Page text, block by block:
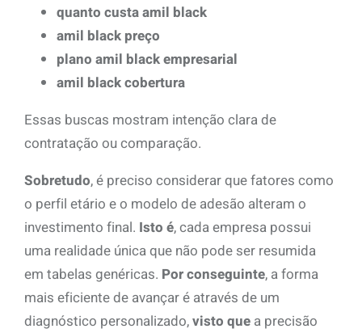
quanto custa amil black
amil black preço
plano amil black empresarial
amil black cobertura
Essas buscas mostram intenção clara de
contratação ou comparação.
Sobretudo, é preciso considerar que fatores como
o perfil etário e o modelo de adesão alteram o
investimento final. Isto é, cada empresa possui
uma realidade única que não pode ser resumida
em tabelas genéricas. Por conseguinte, a forma
mais eficiente de avançar é através de um
diagnóstico personalizado,visto que a precisão